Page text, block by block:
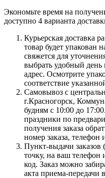
Экономьте время на
доступно 4 варианта
Курьерская доставка
товар будет упакован
свяжется для
выбрать удобный день
адрес. Осмотрите
соответствие
Самовывоз с
г.Красногорск,
будням с 10:00 до
праздники по
получения заказа
номер заказа,
Пункт-выдачи заказов
точку, на ваш телефон
код. Заказ можно
акта приема-передачи